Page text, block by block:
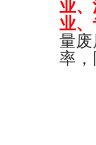
业
业
量
率